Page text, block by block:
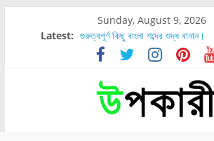
Sunday, August 9, 2026
Latest: গুরুত্বপূর্ণ কিছু বাংলা শব্দের শুদ্ধ বানান।
শরীরের কোন অংশে বেডসোর বেশি হয়?
নাসাল টিউব কতদিন রাখা যায়?
রোগীর পিঠ, কোমর এবং পায়ে বেডসোর
পার্সিমন ফলের স্বাস্থ্য ও পুষ্টি উপকারিতা।